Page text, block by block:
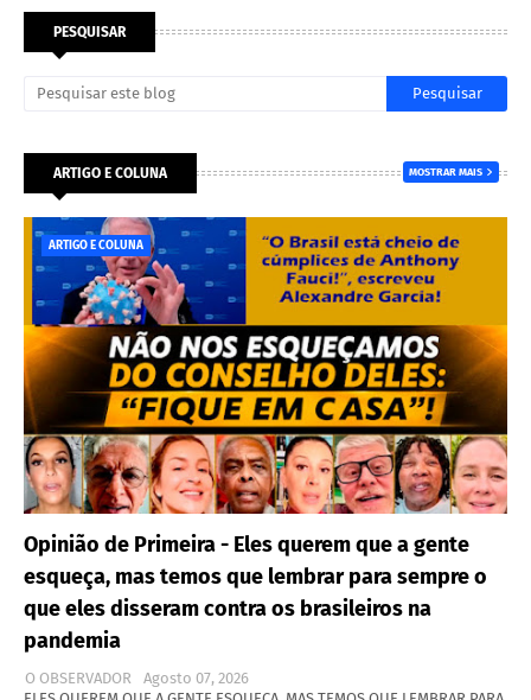
PESQUISAR
ARTIGO E COLUNA MOSTRAR MAIS
ARTIGO E COLUNA
Opinião de Primeira - Eles querem que a gente
esqueça, mas temos que lembrar para sempre o
que eles disseram contra os brasileiros na
pandemia
O OBSERVADOR
Agosto 07, 2026